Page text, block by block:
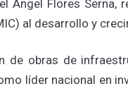
Ángel Flores Serna,
al desarrollo y
de obras de
líder nacional en